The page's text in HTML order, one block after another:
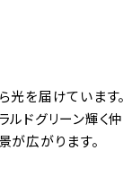
を届けています。
ドグリーン輝く仲
広がります。